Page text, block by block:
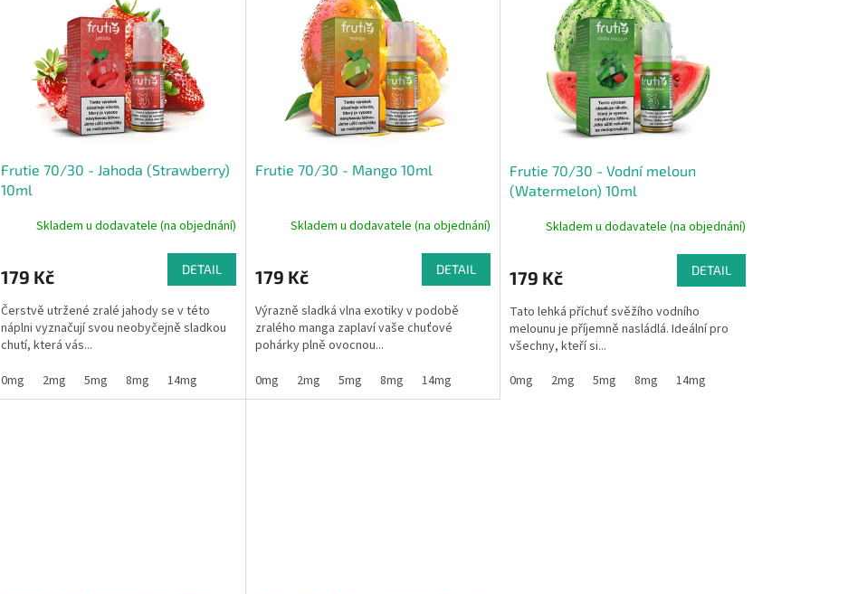
Frutie 70/30 - Jahoda (Strawberry)
10ml
Skladem u dodavatele (na objednání)
179 Kč DETAIL
Čerstvě utržené zralé jahody se v této
náplni vyznačují svou neobyčejně sladkou
chutí, která vás...
0mg
2mg 5mg 8mg 14mg
Frutie 70/30 - Mango 10ml
Skladem u dodavatele (na objednání)
179 Kč DETAIL
Výrazně sladká vlna exotiky v podobě
zralého manga zaplaví vaše chuťové
pohárky plně ovocnou...
0mg
2mg 5mg 8mg 14mg
Frutie 70/30 - Vodní meloun
(Watermelon) 10ml
Skladem u dodavatele (na objednání)
179 Kč DETAIL
Tato lehká příchuť svěžího vodního
melounu je příjemně nasládlá. Ideální pro
všechny, kteří si...
0mg
2mg 5mg 8mg 14mg